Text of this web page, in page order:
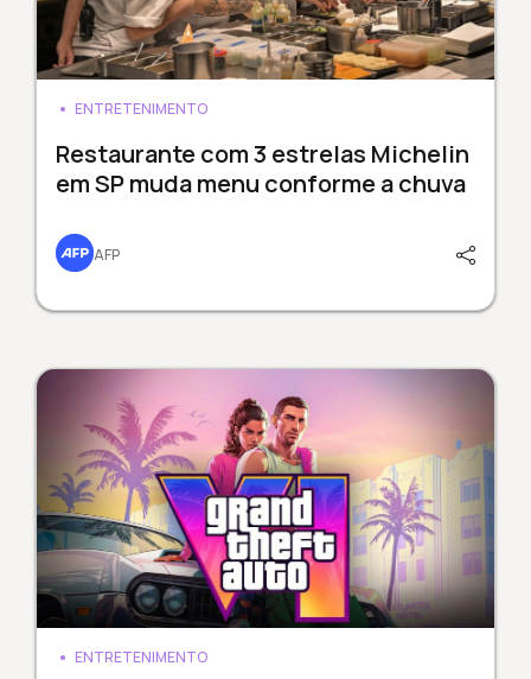
ENTRETENIMENTO
Restaurante com 3 estrelas Michelin
em SP muda menu conforme a chuva
AFP
ENTRETENIMENTO